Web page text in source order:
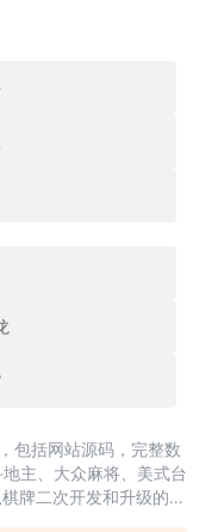
包括网站源码，完整数
主、大众麻将、美式台
牌二次开发和升级的，